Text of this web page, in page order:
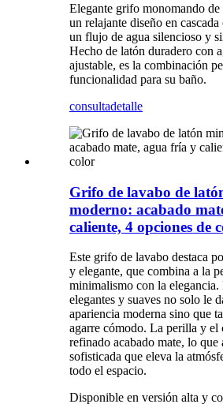
Elegante grifo monomando
un relajante diseño en
un flujo de agua silencioso y
Hecho de latón duradero con
ajustable, es la combinación
funcionalidad para su baño.
consultadetalle
Grifo de lavabo de
moderno: acabado
caliente, 4 opciones de
Este grifo de lavabo destaca
y elegante, que combina a la
minimalismo con la elegancia.
elegantes y suaves no solo le
apariencia moderna sino que
agarre cómodo. La perilla y el
refinado acabado mate, lo que
sofisticada que eleva la
todo el espacio.
Disponible en versión alta y